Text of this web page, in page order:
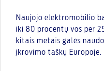
Naujojo elektromobilio
iki 80 procentų vos per
kitais metais galės
įkrovimo taškų Europoje.